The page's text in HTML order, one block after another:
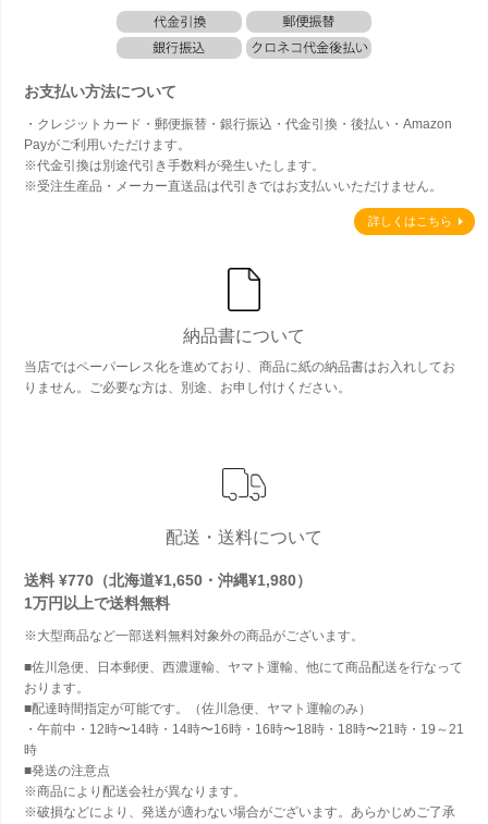
お支払い方法について
・クレジットカード・郵便振替・銀行振込・代金引換・後払い・Amazon
Payがご利用いただけます。
※代金引換は別途代引き手数料が発生いたします。
※受注生産品・メーカー直送品は代引きではお支払いいただけません。
詳しくはこちら
納品書について
当店ではペーパーレス化を進めており、商品に紙の納品書はお入れしてお
りません。ご必要な方は、別途、お申し付けください。
配送・送料について
送料 ¥770（北海道¥1,650・沖縄¥1,980）
1万円以上で送料無料
※大型商品など一部送料無料対象外の商品がございます。
■佐川急便、日本郵便、西濃運輸、ヤマト運輸、他にて商品配送を行なって
おります。
■配達時間指定が可能です。（佐川急便、ヤマト運輸のみ）
・午前中・12時〜14時・14時〜16時・16時〜18時・18時〜21時・19～21
時
■発送の注意点
※商品により配送会社が異なります。
※破損などにより、発送が適わない場合がございます。あらかじめご了承